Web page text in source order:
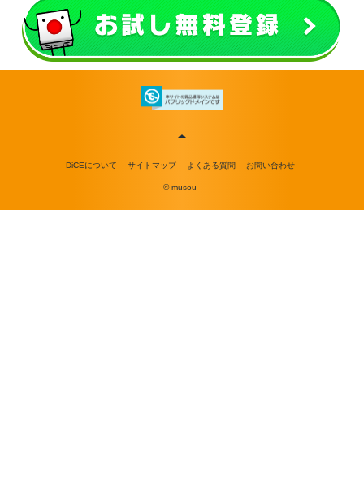
DiCEについて サイトマップ よくある質問 お問い合わせ
© musou -